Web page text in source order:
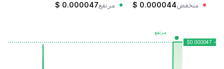
منخفض $ 0.000044 مرتفع $ 0.000047